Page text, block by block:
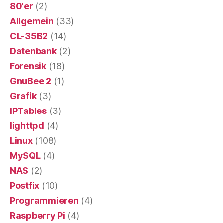
80'er (2)
Allgemein (33)
CL-35B2 (14)
Datenbank(2)
Forensik(18)
GnuBee 2 (1)
Grafik(3)
IPTables(3)
lighttpd (4)
Linux(108)
MySQL(4)
NAS (2)
Postfix (10)
Programmieren (4)
Raspberry Pi (4)